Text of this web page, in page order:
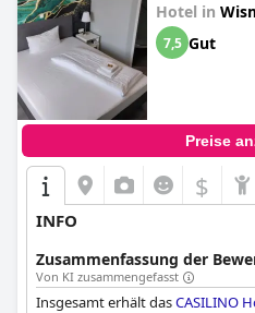
Hotel in
7,5 Gut
Preise
$
INFO
Zusammenfassung der
Von KI zusammengefasst
Insgesamt erhält dasCASILINO